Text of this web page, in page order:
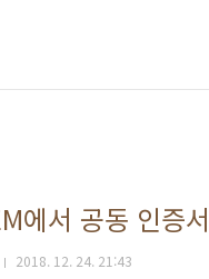
에서 공동 인증
2018. 12. 24. 21:43